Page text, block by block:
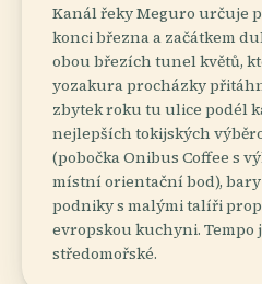
Kanál řeky Meguro určuje
konci března a začátkem
obou březích tunel květů,
yozakura procházky
zbytek roku tu ulice podél
nejlepších tokijských
(pobočka Onibus Coffee s
místní orientační bod),
podniky s malými talíři
evropskou kuchyni. Tempo
středomořské.